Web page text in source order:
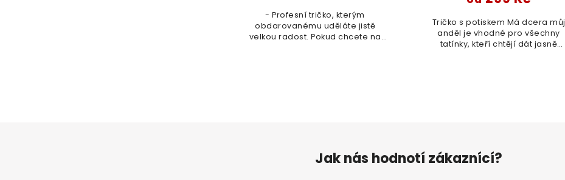
- Profesní tričko, kterým
obdarovanému uděláte jistě
velkou radost. Pokud chcete na
Tričko s potiskem Má dcera můj
anděl je vhodné pro všechny
tatínky, kteří chtějí dát jasně
Jak nás hodnotí zákaznící?